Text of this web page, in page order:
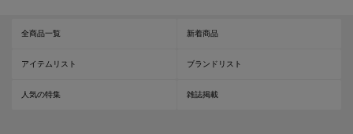
全商品一覧 新着商品
アイテムリスト ブランドリスト
人気の特集 雑誌掲載